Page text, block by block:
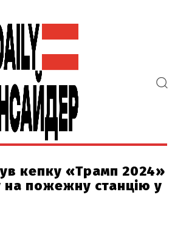
кепку «Трамп 2024»
на пожежну станцію у